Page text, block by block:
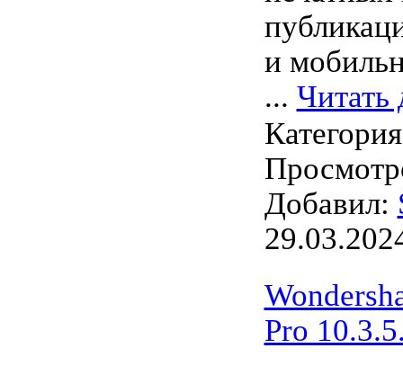
и
... Читать
Добавил:
Pro